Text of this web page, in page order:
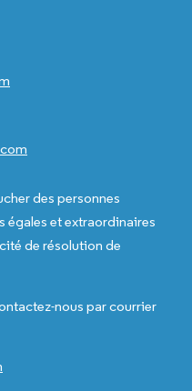
des personnes
égales et extraordinaires
de résolution de
nous par courrier